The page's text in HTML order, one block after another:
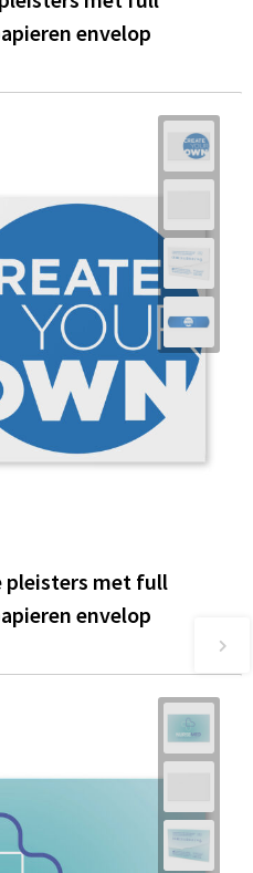
envelop
pleisters met full
envelop